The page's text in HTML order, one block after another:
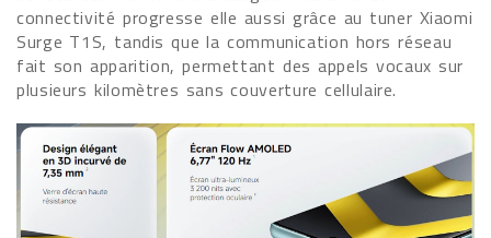
connectivité progresse elle aussi grâce au tuner Xiaomi
Surge T1S, tandis que la communication hors réseau
fait son apparition, permettant des appels vocaux sur
plusieurs kilomètres sans couverture cellulaire.